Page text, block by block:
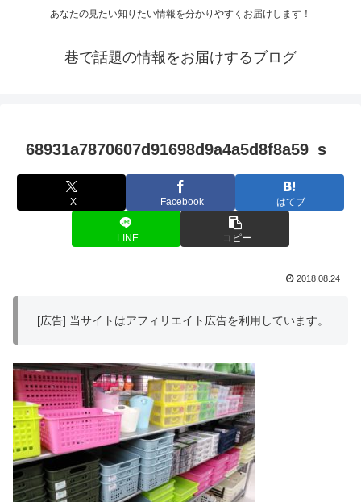
あなたの見たい知りたい情報を分かりやすくお届けします！
巷で話題の情報をお届けするブログ
68931a7870607d91698d9a4a5d8f8a59_s
X Facebook はてブ
LINE コピー
2018.08.24
[広告] 当サイトはアフィリエイト広告を利用しています。